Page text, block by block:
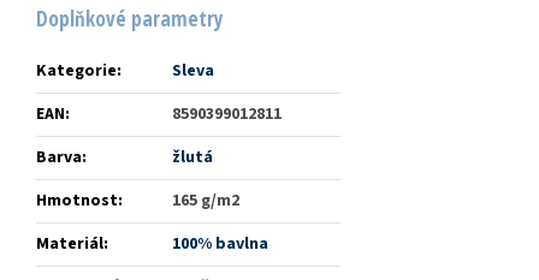
Doplňkové parametry
Kategorie:
Sleva
EAN:
8590399012811
Barva:
žlutá
Hmotnost:
165 g/m2
Materiál:
100% bavlna